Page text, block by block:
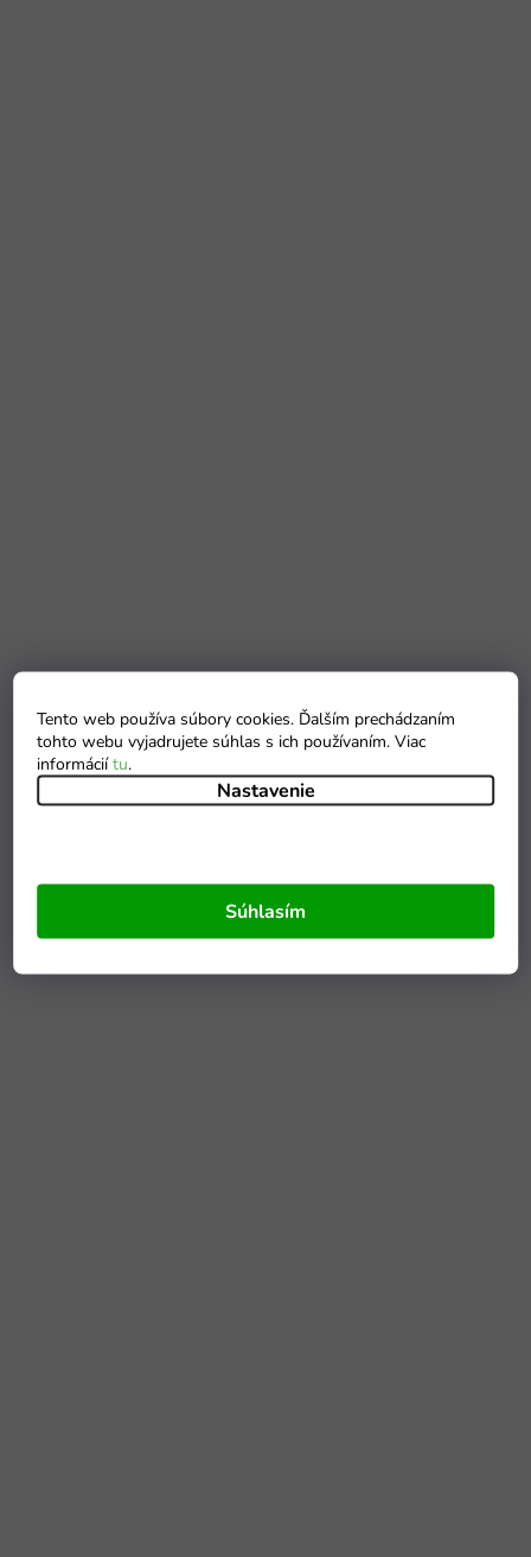
Tento web používa súbory cookies. Ďalším prechádzaním
tohto webu vyjadrujete súhlas s ich používaním. Viac
informáciítu.
Nastavenie
Súhlasím